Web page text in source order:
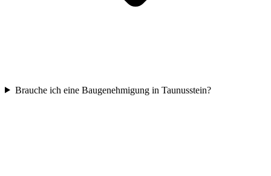
Brauche ich eine Baugenehmigung in Taunusstein?